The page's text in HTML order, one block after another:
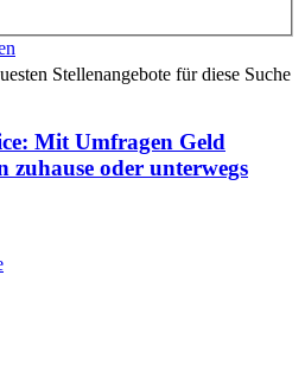
Stellenangebote für diese Suche
Mit Umfragen Geld
zuhause oder unterwegs